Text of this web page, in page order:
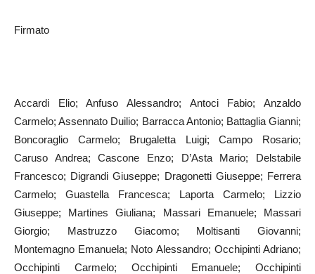
Firmato
Accardi Elio; Anfuso Alessandro; Antoci Fabio; Anzaldo
Carmelo; Assennato Duilio; Barracca Antonio; Battaglia Gianni;
Boncoraglio Carmelo; Brugaletta Luigi; Campo Rosario;
Caruso Andrea; Cascone Enzo; D’Asta Mario; Delstabile
Francesco; Digrandi Giuseppe; Dragonetti Giuseppe; Ferrera
Carmelo; Guastella Francesca; Laporta Carmelo; Lizzio
Giuseppe; Martines Giuliana; Massari Emanuele; Massari
Giorgio; Mastruzzo Giacomo; Moltisanti Giovanni;
Montemagno Emanuela; Noto Alessandro; Occhipinti Adriano;
Occhipinti Carmelo; Occhipinti Emanuele; Occhipinti